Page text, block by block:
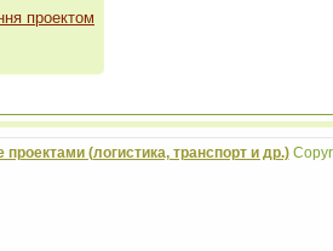
проектом
проектами (логистика, транспорт и др.)